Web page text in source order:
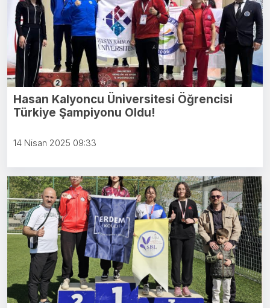
Hasan Kalyoncu Üniversitesi Öğrencisi
Türkiye Şampiyonu Oldu!
14 Nisan 2025 09:33